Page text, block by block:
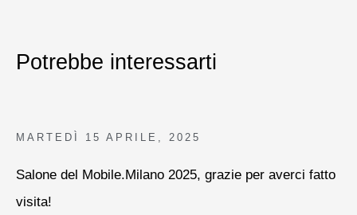
Potrebbe interessarti
MARTEDÌ 15 APRILE, 2025
Salone del Mobile.Milano 2025, grazie per averci fatto
visita!